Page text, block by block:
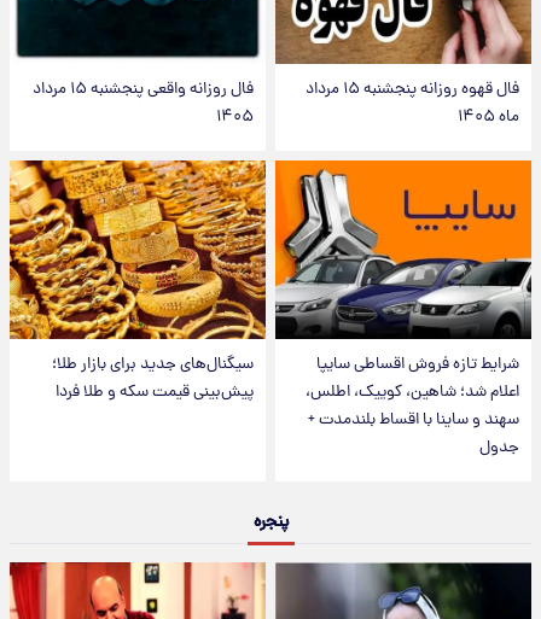
فال قهوه روزانه پنجشنبه ۱۵ مرداد
ماه ۱۴۰۵
فال روزانه واقعی پنجشنبه ۱۵ مرداد
۱۴۰۵
شرایط تازه فروش اقساطی سایپا
اعلام شد؛ شاهین، کوییک، اطلس،
سهند و ساینا با اقساط بلندمدت +
جدول
سیگنال‌های جدید برای بازار طلا؛
پیش‌بینی قیمت سکه و طلا فردا
پنجره